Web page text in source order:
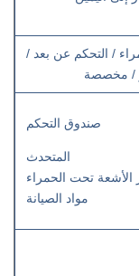
/ التحكم عن بعد /
/ مخصصة
صندوق التحكم
المتحدث
تحت الحمراء
مواد الصيانة